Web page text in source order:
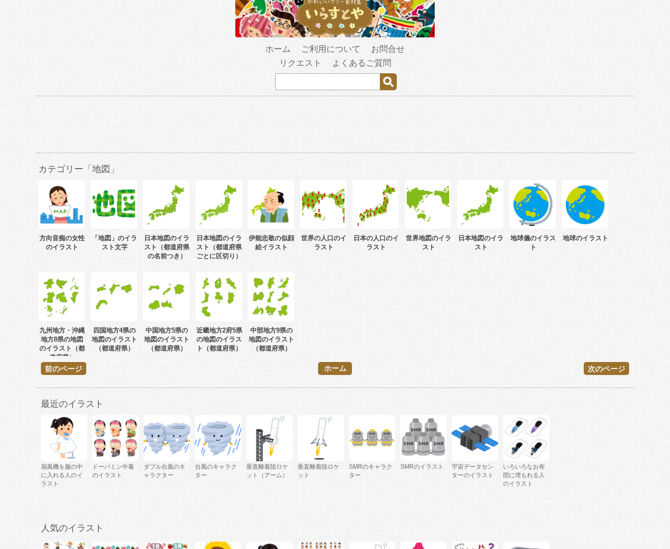
ホーム ご利用について
お問合せ
リクエスト
よくあるご質問
カテゴリー「地図」
方向音痴の女性
のイラスト
「地図」のイラ
スト文字
日本地図のイラ
スト（都道府県
の名前つき）
日本地図のイラ
スト（都道府県
ごとに区切り）
伊能忠敬の似顔
絵イラスト
世界の人口のイ
ラスト
日本の人口のイ
ラスト
世界地図のイラ
スト
日本地図のイラ
スト
地球儀のイラス
ト
地球のイラスト
九州地方・沖縄
地方8県の地図
のイラスト（都
道府県）
四国地方4県の
地図のイラスト
（都道府県）
中国地方5県の
地図のイラスト
（都道府県）
近畿地方2府5県
の地図のイラス
ト（都道府県）
中部地方9県の
地図のイラスト
（都道府県）
前のページ 次のページ
ホーム
最近のイラスト
扇風機を服の中
に入れる人のイ
ラスト
ドーパミン中毒
のイラスト
ダブル台風のキ
ャラクター
台風のキャラク
ター
垂直離着陸ロケ
ット（アーム）
垂直離着陸ロケ
ット
SMRのキャラク
ター
SMRのイラスト
宇宙データセン
ターのイラスト
いろいろなお布
団に埋もれる人
のイラスト
人気のイラスト